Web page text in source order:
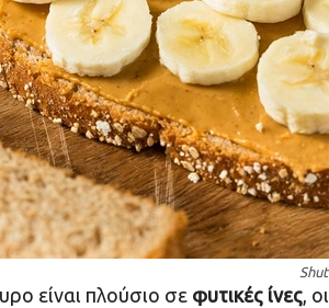
είναι πλούσιο σε φυτικές ίνες,